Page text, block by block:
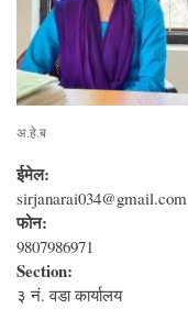
अ.हे.ब
ईमेल:
sirjanarai034@gmail.com
फोन:
9807986971
Section:
३ नं. वडा कार्यालय